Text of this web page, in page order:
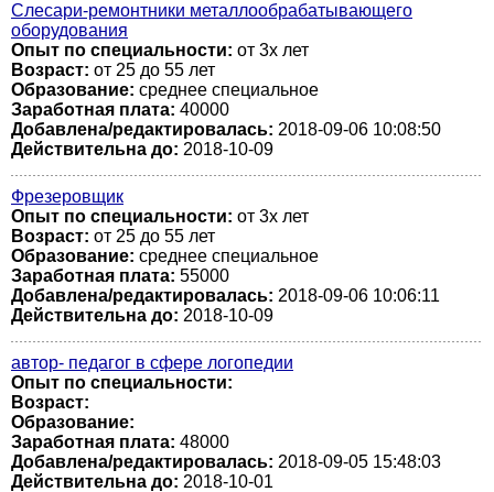
Слесари-ремонтники металлообрабатывающего
оборудования
Опыт по специальности: от 3х лет
Возраст: от 25 до 55 лет
Образование: среднее специальное
Заработная плата: 40000
Добавлена/редактировалась: 2018-09-06 10:08:50
Действительна до: 2018-10-09
Фрезеровщик
Опыт по специальности: от 3х лет
Возраст: от 25 до 55 лет
Образование: среднее специальное
Заработная плата: 55000
Добавлена/редактировалась: 2018-09-06 10:06:11
Действительна до: 2018-10-09
автор- педагог в сфере логопедии
Опыт по специальности:
Возраст:
Образование:
Заработная плата: 48000
Добавлена/редактировалась: 2018-09-05 15:48:03
Действительна до: 2018-10-01